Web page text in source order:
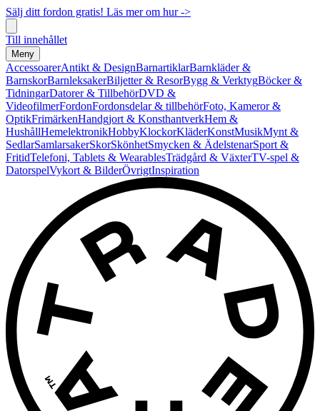
Sälj ditt fordon gratis! Läs mer om hur ->
Till innehållet
Meny
AccessoarerAntikt & DesignBarnartiklarBarnkläder &
BarnskorBarnleksakerBiljetter & ResorBygg & VerktygBöcker &
TidningarDatorer & TillbehörDVD &
VideofilmerFordonFordonsdelar & tillbehörFoto, Kameror &
OptikFrimärkenHandgjort & KonsthantverkHem &
HushållHemelektronikHobbyKlockorKläderKonstMusikMynt &
SedlarSamlarsakerSkorSkönhetSmycken & ÄdelstenarSport &
FritidTelefoni, Tablets & WearablesTrädgård & VäxterTV-spel &
DatorspelVykort & BilderÖvrigtInspiration